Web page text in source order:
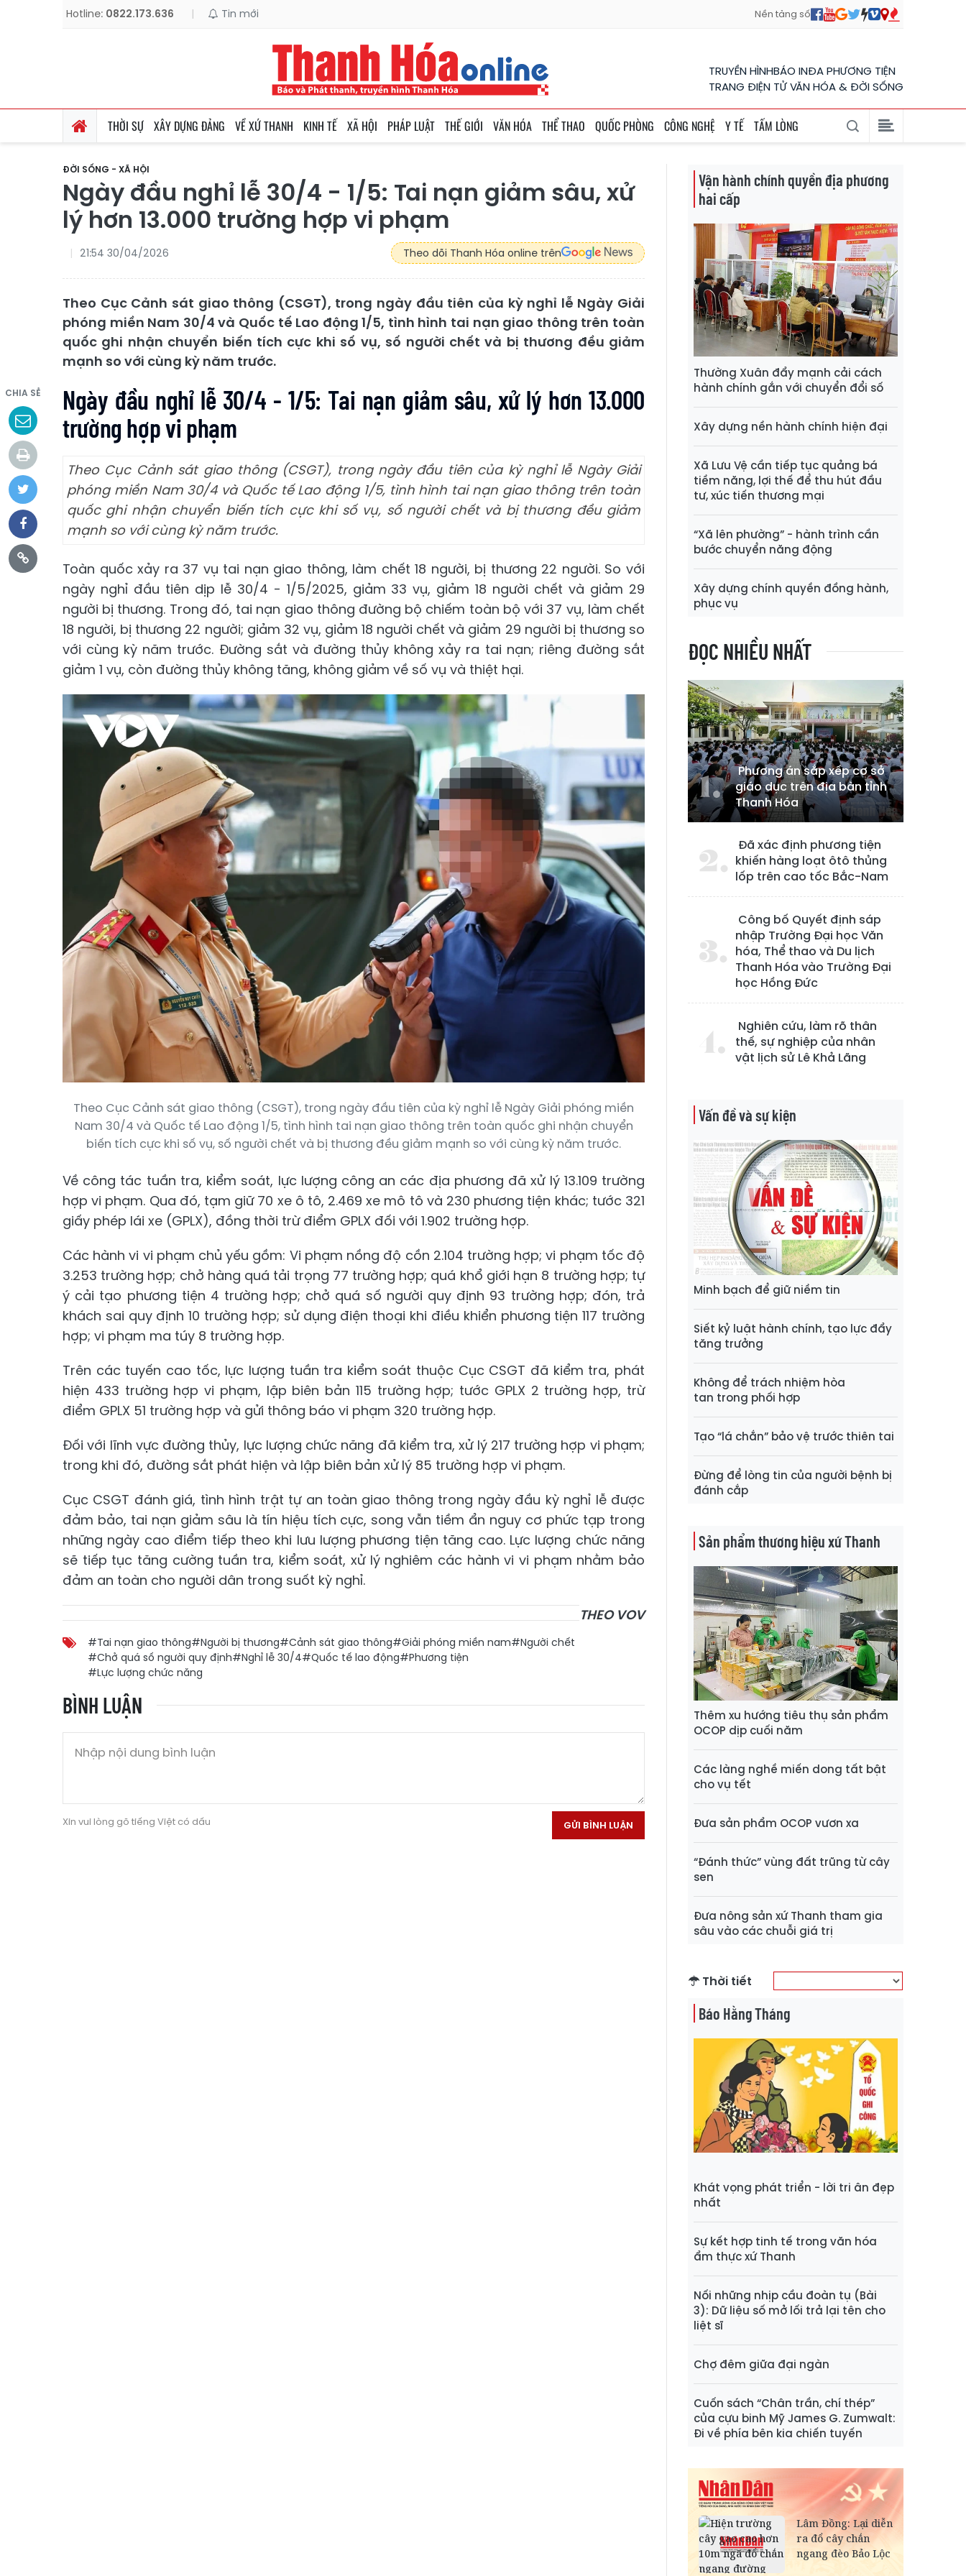
Hotline: 0822.173.636 | Tin mới Nền tảng số
TRUYỀN HÌNHBÁO INĐA PHƯƠNG TIỆN
TRANG ĐIỆN TỬ VĂN HÓA & ĐỜI SỐNG
THỜI SỰ XÂY DỰNG ĐẢNG VỀ XỨ THANH KINH TẾ XÃ HỘI PHÁP LUẬT THẾ GIỚI VĂN HÓA THỂ THAO QUỐC PHÒNG CÔNG NGHỆ Y TẾ TẤM LÒNG
ĐỜI SỐNG - XÃ HỘI
Ngày đầu nghỉ lễ 30/4 - 1/5: Tai nạn giảm sâu, xử
lý hơn 13.000 trường hợp vi phạm
21:54 30/04/2026 Theo dõi Thanh Hóa online trên
Theo Cục Cảnh sát giao thông (CSGT), trong ngày đầu tiên của kỳ nghỉ lễ Ngày Giải
phóng miền Nam 30/4 và Quốc tế Lao động 1/5, tình hình tai nạn giao thông trên toàn
quốc ghi nhận chuyển biến tích cực khi số vụ, số người chết và bị thương đều giảm
mạnh so với cùng kỳ năm trước.
CHIA SẺ
Ngày đầu nghỉ lễ 30/4 - 1/5: Tai nạn giảm sâu, xử lý hơn 13.000
trường hợp vi phạm
Theo Cục Cảnh sát giao thông (CSGT), trong ngày đầu tiên của kỳ nghỉ lễ Ngày Giải
phóng miền Nam 30/4 và Quốc tế Lao động 1/5, tình hình tai nạn giao thông trên toàn
quốc ghi nhận chuyển biến tích cực khi số vụ, số người chết và bị thương đều giảm
mạnh so với cùng kỳ năm trước.
Toàn quốc xảy ra 37 vụ tai nạn giao thông, làm chết 18 người, bị thương 22 người. So với
ngày nghỉ đầu tiên dịp lễ 30/4 - 1/5/2025, giảm 33 vụ, giảm 18 người chết và giảm 29
người bị thương. Trong đó, tai nạn giao thông đường bộ chiếm toàn bộ với 37 vụ, làm chết
18 người, bị thương 22 người; giảm 32 vụ, giảm 18 người chết và giảm 29 người bị thương so
với cùng kỳ năm trước. Đường sắt và đường thủy không xảy ra tai nạn; riêng đường sắt
giảm 1 vụ, còn đường thủy không tăng, không giảm về số vụ và thiệt hại.
Theo Cục Cảnh sát giao thông (CSGT), trong ngày đầu tiên của kỳ nghỉ lễ Ngày Giải phóng miền
Nam 30/4 và Quốc tế Lao động 1/5, tình hình tai nạn giao thông trên toàn quốc ghi nhận chuyển
biến tích cực khi số vụ, số người chết và bị thương đều giảm mạnh so với cùng kỳ năm trước.
Về công tác tuần tra, kiểm soát, lực lượng công an các địa phương đã xử lý 13.109 trường
hợp vi phạm. Qua đó, tạm giữ 70 xe ô tô, 2.469 xe mô tô và 230 phương tiện khác; tước 321
giấy phép lái xe (GPLX), đồng thời trừ điểm GPLX đối với 1.902 trường hợp.
Các hành vi vi phạm chủ yếu gồm: Vi phạm nồng độ cồn 2.104 trường hợp; vi phạm tốc độ
3.253 trường hợp; chở hàng quá tải trọng 77 trường hợp; quá khổ giới hạn 8 trường hợp; tự
ý cải tạo phương tiện 4 trường hợp; chở quá số người quy định 93 trường hợp; đón, trả
khách sai quy định 10 trường hợp; sử dụng điện thoại khi điều khiển phương tiện 117 trường
hợp; vi phạm ma túy 8 trường hợp.
Trên các tuyến cao tốc, lực lượng tuần tra kiểm soát thuộc Cục CSGT đã kiểm tra, phát
hiện 433 trường hợp vi phạm, lập biên bản 115 trường hợp; tước GPLX 2 trường hợp, trừ
điểm GPLX 51 trường hợp và gửi thông báo vi phạm 320 trường hợp.
Đối với lĩnh vực đường thủy, lực lượng chức năng đã kiểm tra, xử lý 217 trường hợp vi phạm;
trong khi đó, đường sắt phát hiện và lập biên bản xử lý 85 trường hợp vi phạm.
Cục CSGT đánh giá, tình hình trật tự an toàn giao thông trong ngày đầu kỳ nghỉ lễ được
đảm bảo, tai nạn giảm sâu là tín hiệu tích cực, song vẫn tiềm ẩn nguy cơ phức tạp trong
những ngày cao điểm tiếp theo khi lưu lượng phương tiện tăng cao. Lực lượng chức năng
sẽ tiếp tục tăng cường tuần tra, kiểm soát, xử lý nghiêm các hành vi vi phạm nhằm bảo
đảm an toàn cho người dân trong suốt kỳ nghỉ.
THEO VOV
#Tai nạn giao thông#Người bị thương#Cảnh sát giao thông#Giải phóng miền nam#Người chết
#Chở quá số người quy định#Nghỉ lễ 30/4#Quốc tế lao động#Phương tiện
#Lực lượng chức năng
BÌNH LUẬN
Xin vui lòng gõ tiếng Việt có dấu GỬI BÌNH LUẬN
Vận hành chính quyền địa phương
hai cấp
Thường Xuân đẩy mạnh cải cách
hành chính gắn với chuyển đổi số
Xây dựng nền hành chính hiện đại
Xã Lưu Vệ cần tiếp tục quảng bá
tiềm năng, lợi thế để thu hút đầu
tư, xúc tiến thương mại
“Xã lên phường” - hành trình cần
bước chuyển năng động
Xây dựng chính quyền đồng hành,
phục vụ
ĐỌC NHIỀU NHẤT
Phương án sắp xếp cơ sở
giáo dục trên địa bàn tỉnh
Thanh Hóa
Đã xác định phương tiện
khiến hàng loạt ôtô thủng
lốp trên cao tốc Bắc-Nam
Công bố Quyết định sáp
nhập Trường Đại học Văn
hóa, Thể thao và Du lịch
Thanh Hóa vào Trường Đại
học Hồng Đức
Nghiên cứu, làm rõ thân
thế, sự nghiệp của nhân
vật lịch sử Lê Khả Lãng
Vấn đề và sự kiện
Minh bạch để giữ niềm tin
Siết kỷ luật hành chính, tạo lực đẩy
tăng trưởng
Không để trách nhiệm hòa
tan trong phối hợp
Tạo “lá chắn” bảo vệ trước thiên tai
Đừng để lòng tin của người bệnh bị
đánh cắp
Sản phẩm thương hiệu xứ Thanh
Thêm xu hướng tiêu thụ sản phẩm
OCOP dịp cuối năm
Các làng nghề miến dong tất bật
cho vụ tết
Đưa sản phẩm OCOP vươn xa
“Đánh thức” vùng đất trũng từ cây
sen
Đưa nông sản xứ Thanh tham gia
sâu vào các chuỗi giá trị
Thời tiết
Báo Hằng Tháng
Khát vọng phát triển - lời tri ân đẹp
nhất
Sự kết hợp tinh tế trong văn hóa
ẩm thực xứ Thanh
Nối những nhịp cầu đoàn tụ (Bài
3): Dữ liệu số mở lối trả lại tên cho
liệt sĩ
Chợ đêm giữa đại ngàn
Cuốn sách “Chân trần, chí thép”
của cựu binh Mỹ James G. Zumwalt:
Đi về phía bên kia chiến tuyến